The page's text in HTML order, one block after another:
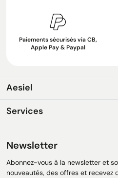
Paiements sécurisés via CB,
Apple Pay & Paypal
Aesiel
Services
Newsletter
Abonnez-vous à la newsletter et
nouveautés, des offres et recevez